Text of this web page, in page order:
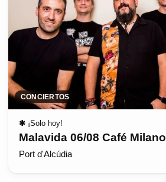
CONCIERTOS
✱ ¡Solo hoy!
Malavida 06/08 Café Milano
Port d'Alcúdia